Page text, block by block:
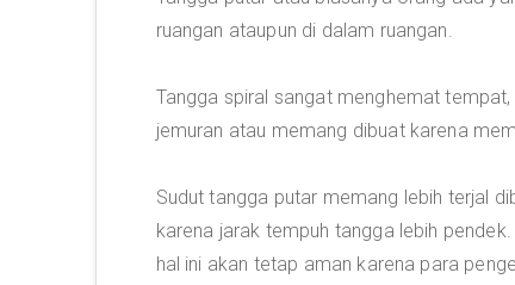
ruangan ataupun di dalam ruangan.
Tangga spiral sangat menghemat
jemuran atau memang dibuat karena
Sudut tangga putar memang lebih terjal
karena jarak tempuh tangga lebih
hal ini akan tetap aman karena para